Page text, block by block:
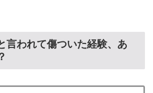
言われて傷ついた経験、あ